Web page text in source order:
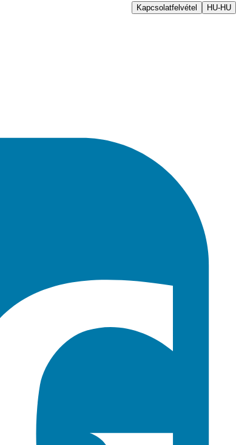
Kapcsolatfelvétel HU-HU